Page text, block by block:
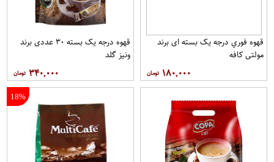
قهوه فوري درجه یک بسته ای برند
مولتي کافه
۱۸۰,۰۰۰
قهوه درجه یک بسته ۳۰ عددی برند
ونيز گلد
۳۴۰,۰۰۰
18%